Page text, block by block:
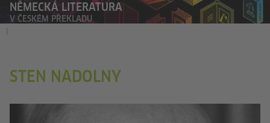
NĚMECKÁ LITERATURA
V ČESKÉM PŘEKLADU
STEN NADOLNY